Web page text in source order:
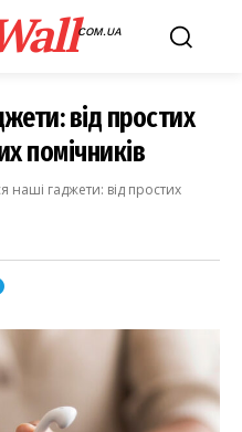
COM.UA
від простих
помічників
наші гаджети: від простих